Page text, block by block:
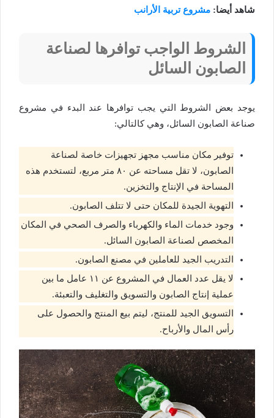
شاهد أيضا: مشروع تربية الأرانب
الشروط الواجب توافرها لصناعة
الصابون السائل
يوجد بعض الشروط التي يجب توافرها عند البدء في مشروع
صناعة الصابون السائل، وهي كالتالي:
توفير مكان مناسب مجهز تجهيزات خاصة لصناعة
الصابون، لا تقل مساحته عن ٨٠ متر مربع، لتستخدم هذه
المساحة في الإنتاج والتخزين.
التهوية الجيدة للمكان حتى لا تتلف الصابون.
وجود خدمات الماء والكهرباء والصرف الصحي في المكان
المخصص لصناعة الصابون السائل.
التدريب الجيد للعاملين في مصنع الصابون.
لا يقل عدد العمال في المشروع عن ١١ عامل ما بين
عملية إنتاج الصابون والتسويق والتغليف والتعبئة.
التسويق الجيد للمنتج، ليتم بيع المنتج والحصول على
رأس المال والأرباح.